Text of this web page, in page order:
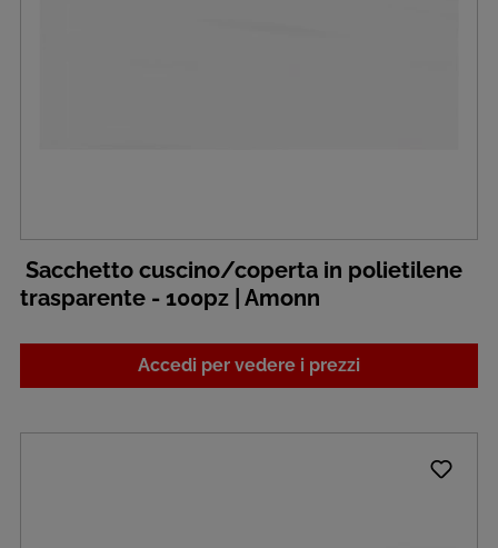
Sacchetto cuscino/coperta in polietilene
trasparente - 100pz | Amonn
Accedi per vedere i prezzi